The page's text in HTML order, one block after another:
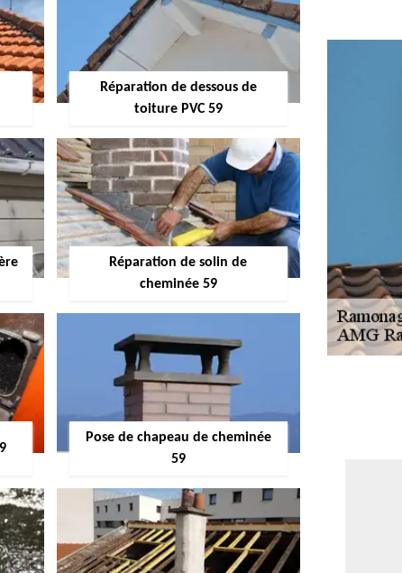
Réparation de dessous de
toiture PVC 59
Réparation de solin de
cheminée 59
Pose de chapeau de cheminée
59